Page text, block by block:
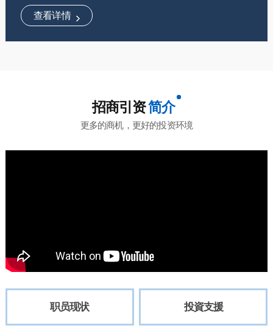
查看详情
招商引资简介
更多的商机，更好的投资环境
职员现状 投資支援